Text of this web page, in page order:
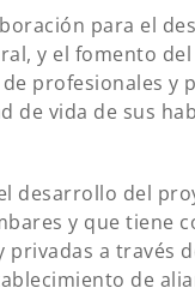
para el
y el fomento
profesionales y
de vida de sus
desarrollo del
y que tiene
a través
de